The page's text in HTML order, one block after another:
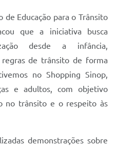
Educação para o Trânsito
que a iniciativa busca
desde a infância,
de trânsito de forma
no Shopping Sinop,
e adultos, com objetivo
no trânsito e o respeito às
demonstrações sobre